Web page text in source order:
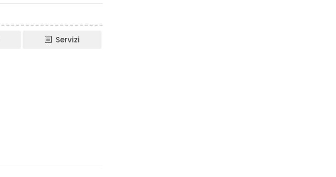
Servizi